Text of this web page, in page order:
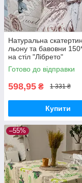
Натуральна
льону та бавовни
на стіл "Лібрето"
Готово до відправки
598,95 ₴ 1 331 ₴
Купити
–55%